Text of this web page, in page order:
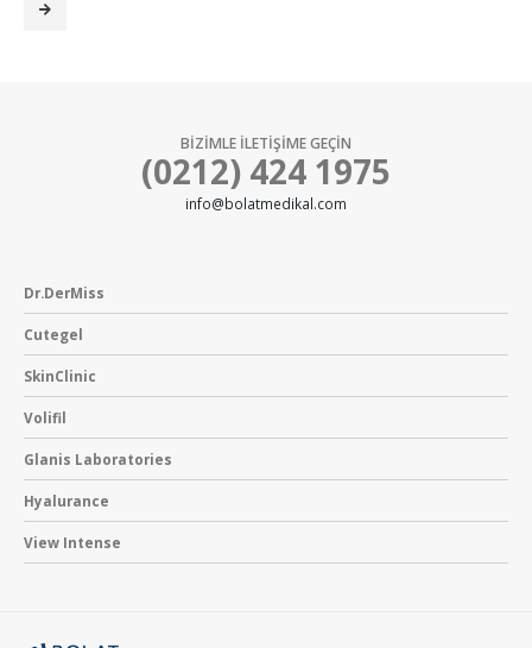
BİZİMLE İLETİŞİME GEÇİN
(0212) 424 1975
info@bolatmedikal.com
Dr.DerMiss
Cutegel
SkinClinic
Volifil
Glanis Laboratories
Hyalurance
View Intense